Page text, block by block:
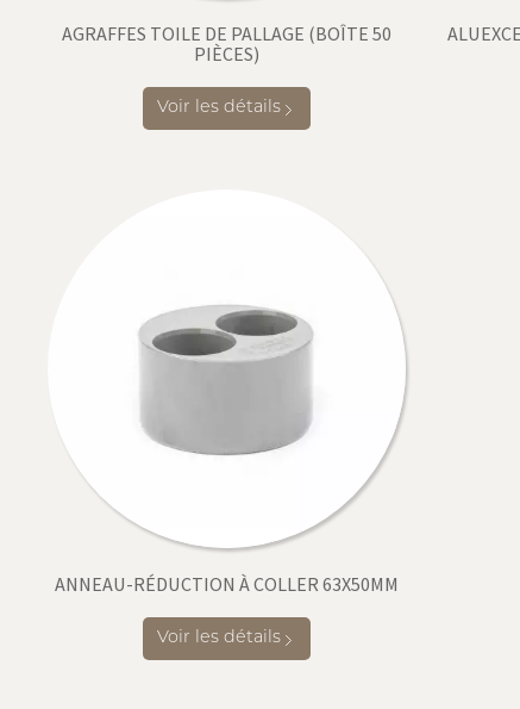
AGRAFFES TOILE DE PALLAGE (BOÎTE 50
PIÈCES)
Voir les détails
ANNEAU-RÉDUCTION À COLLER 63X50MM
Voir les détails